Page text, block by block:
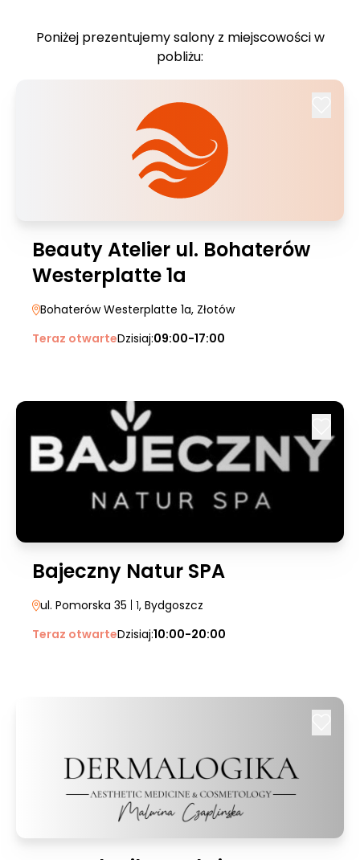
Poniżej prezentujemy salony z miejscowości w
pobliżu:
Beauty Atelier ul. Bohaterów
Westerplatte 1a
Bohaterów Westerplatte 1a, Złotów
Teraz otwarteDzisiaj:09:00-17:00
Bajeczny Natur SPA
ul. Pomorska 35 | 1, Bydgoszcz
Teraz otwarteDzisiaj:10:00-20:00